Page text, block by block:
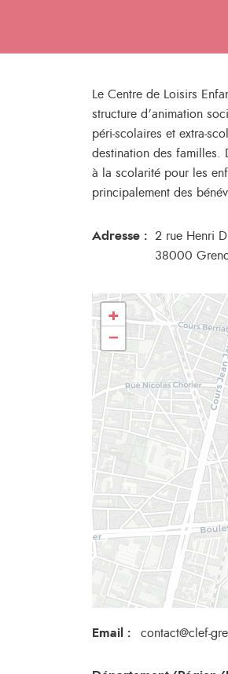
Le Centre de Loisirs
structure d’animation
péri-scolaires et extra-
destination des familles.
à la scolarité pour les
principalement des
Adresse :
2 rue Henri
38000
+
−
Email : contact@clef-